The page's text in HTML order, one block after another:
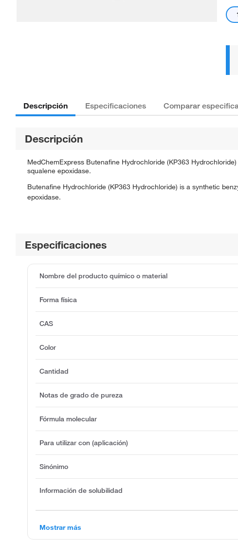
Descripción Especificaciones Comparar
Descripción
MedChemExpress Butenafine Hydrochloride (KP363
squalene epoxidase.
Butenafine Hydrochloride (KP363 Hydrochloride) is a synthetic
epoxidase.
Especificaciones
Nombre del producto químico o material
Forma física
CAS
Color
Cantidad
Notas de grado de pureza
Fórmula molecular
Para utilizar con (aplicación)
Sinónimo
Información de solubilidad
Mostrar más